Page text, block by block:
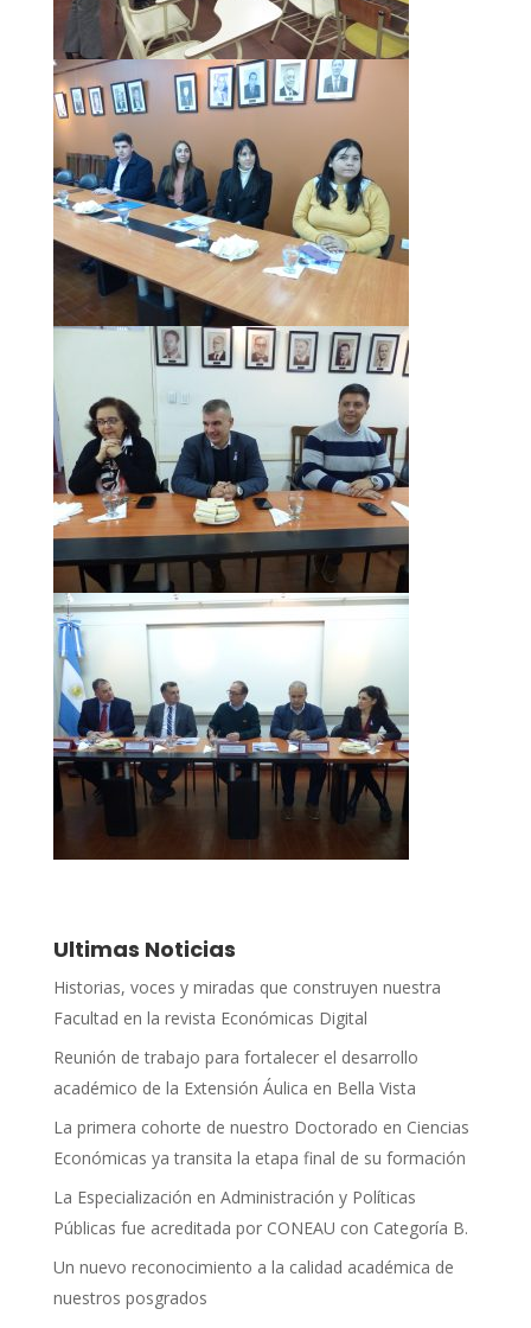
Ultimas Noticias
Historias, voces y miradas que construyen nuestra
Facultad en la revista Económicas Digital
Reunión de trabajo para fortalecer el desarrollo
académico de la Extensión Áulica en Bella Vista
La primera cohorte de nuestro Doctorado en Ciencias
Económicas ya transita la etapa final de su formación
La Especialización en Administración y Políticas
Públicas fue acreditada por CONEAU con Categoría B.
Un nuevo reconocimiento a la calidad académica de
nuestros posgrados